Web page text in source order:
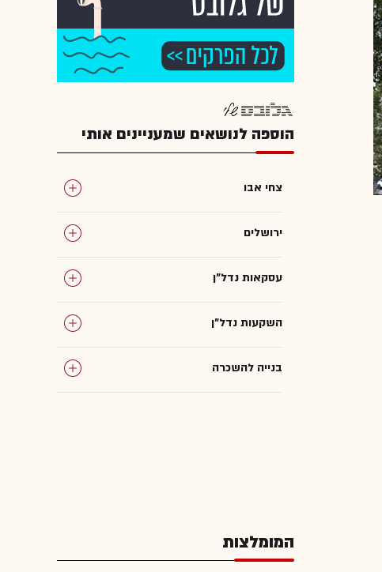
הוספה לנושאים שמעניינים אותי
צחי אבו
ירושלים
עסקאות נדל"ן
השקעות נדל"ן
בנייה להשכרה
המומלצות